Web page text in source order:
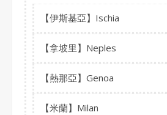
【伊斯基亞】Ischia
【拿坡里】Neples
【熱那亞】Genoa
【米蘭】Milan